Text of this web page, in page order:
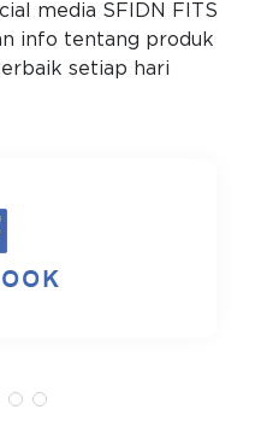
media SFIDN FITS
info tentang produk
setiap hari